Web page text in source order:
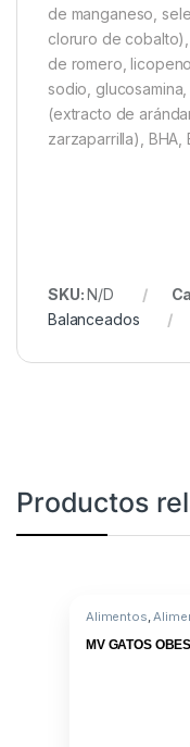
de manganeso,
cloruro de
de romero,
sodio,
(extracto de
zarzaparrilla),
SKU:N/D
Balanceados
Productos
Alimentos,
MV GATOS